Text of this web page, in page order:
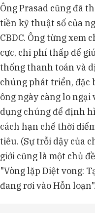
Ông Prasad cũng đã
tiền kỹ thuật số của
CBDC. Ông từng xem
cực, chi phí thấp để
thống thanh toán và
chúng phát triển, đặc
ông ngày càng lo
dụng chúng để định
cách hạn chế thời
tiêu. (Sự trỗi dậy của
giới cũng là một chủ
"Vòng lặp Diệt vong:
đang rơi vào Hỗn